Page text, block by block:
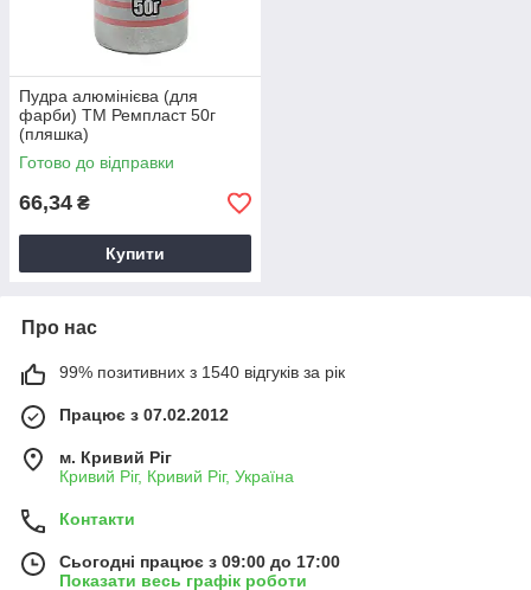
Пудра алюмінієва (для
фарби) ТМ Ремпласт 50г
(пляшка)
Готово до відправки
66,34 ₴
Купити
Про нас
99% позитивних з 1540 відгуків за рік
Працює з 07.02.2012
м. Кривий Ріг
Кривий Ріг, Кривий Ріг, Україна
Контакти
Сьогодні працює з 09:00 до 17:00
Показати весь графік роботи